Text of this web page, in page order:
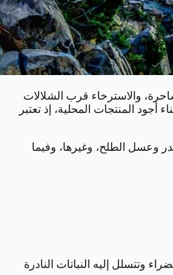
والاسترخاء قرب الشلالات
المنتجات المحلية، إذ تعتبر
وعسل الطلح، وغيرها، وفيما
2500 متراً فوق سطح البحر، وتغمره الألوان الخضراء وتتسلل إليه النباتات النادرة